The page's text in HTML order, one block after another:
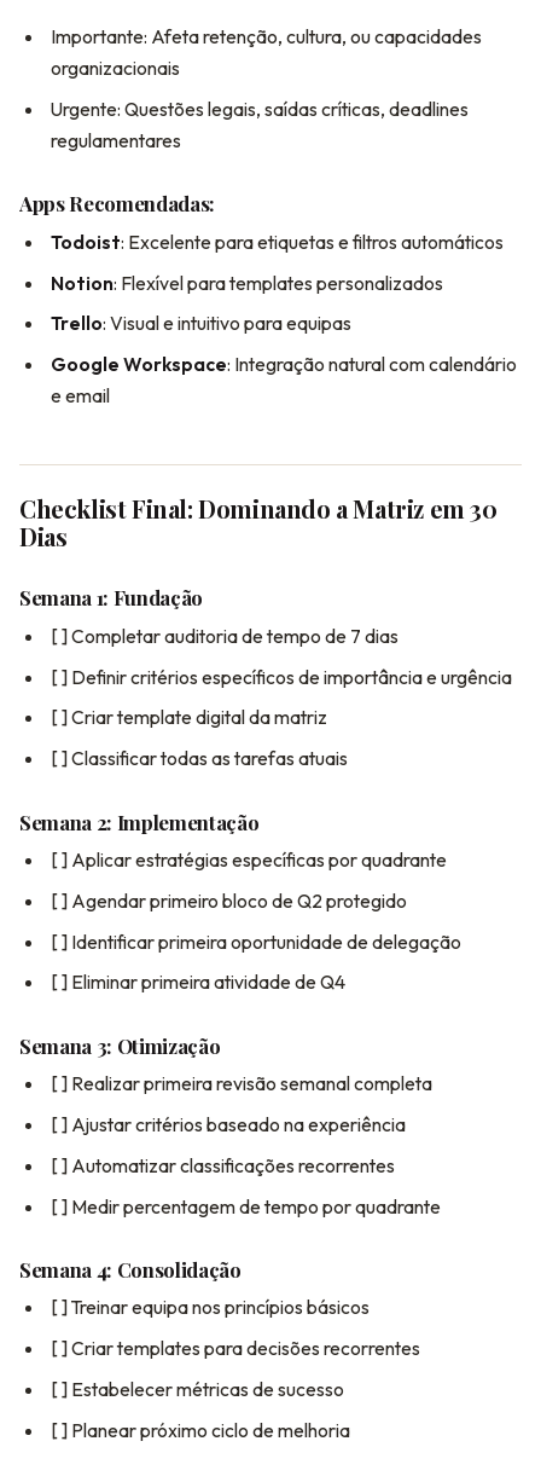
Importante: Afeta retenção, cultura, ou capacidades
organizacionais
Urgente: Questões legais, saídas críticas, deadlines
regulamentares
Apps Recomendadas:
Todoist: Excelente para etiquetas e filtros automáticos
Notion: Flexível para templates personalizados
Trello: Visual e intuitivo para equipas
Google Workspace: Integração natural com calendário
e email
Checklist Final: Dominando a Matriz em 30
Dias
Semana 1: Fundação
[ ] Completar auditoria de tempo de 7 dias
[ ] Definir critérios específicos de importância e urgência
[ ] Criar template digital da matriz
[ ] Classificar todas as tarefas atuais
Semana 2: Implementação
[ ] Aplicar estratégias específicas por quadrante
[ ] Agendar primeiro bloco de Q2 protegido
[ ] Identificar primeira oportunidade de delegação
[ ] Eliminar primeira atividade de Q4
Semana 3: Otimização
[ ] Realizar primeira revisão semanal completa
[ ] Ajustar critérios baseado na experiência
[ ] Automatizar classificações recorrentes
[ ] Medir percentagem de tempo por quadrante
Semana 4: Consolidação
[ ] Treinar equipa nos princípios básicos
[ ] Criar templates para decisões recorrentes
[ ] Estabelecer métricas de sucesso
[ ] Planear próximo ciclo de melhoria